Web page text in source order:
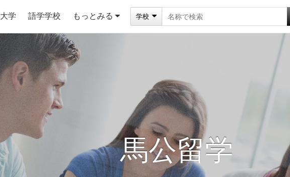
大学 語学学校 もっとみる 学校
馬公留学